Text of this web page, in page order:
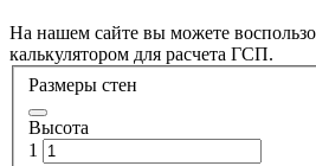
На нашем сайте вы можете
калькулятором для расчета ГСП.
Размеры стен
Высота
1